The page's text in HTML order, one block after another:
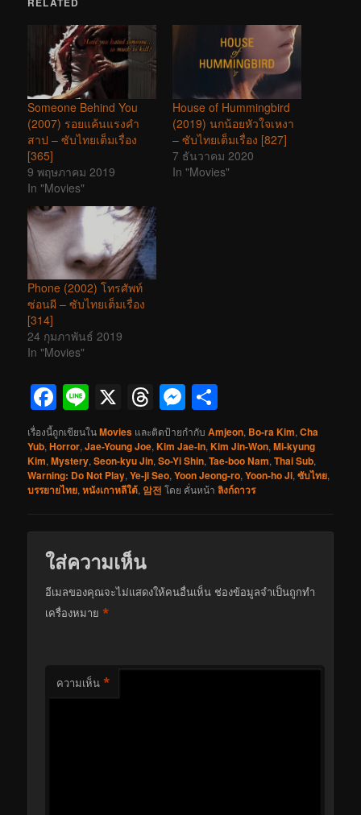
Someone Behind You
(2007) รอยแค้นแรงคำ
สาป – ซับไทยเต็มเรื่อง
[365]
9 พฤษภาคม 2019
In "Movies"
House of Hummingbird
(2019) นกน้อยหัวใจเหงา
– ซับไทยเต็มเรื่อง [827]
7 ธันวาคม 2020
In "Movies"
Phone (2002) โทรศัพท์
ซ่อนผี – ซับไทยเต็มเรื่อง
[314]
24 กุมภาพันธ์ 2019
In "Movies"
Facebook
Line
X Threads
Messenger
เรื่องนี้ถูกเขียนในMovies และติดป้ายกำกับAmjeon, Bo-ra Kim,Cha
Yub,Horror,Jae-Young Joe,Kim Jae-In,Kim Jin-Won,Mi-kyung
Kim,Mystery,Seon-kyu Jin,So-Yi Shin,Tae-boo Nam,Thai Sub,
Warning: Do Not Play,Ye-ji Seo,Yoon Jeong-ro,Yoon-ho Ji,ซับไทย,
บรรยายไทย,หนังเกาหลีใต้, 암전 โดย คั่นหน้าลิงก์ถาวร
ใส่ความเห็น
อีเมลของคุณจะไม่แสดงให้คนอื่นเห็น ช่องข้อมูลจำเป็นถูกทำ
เครื่องหมาย*
ความเห็น *